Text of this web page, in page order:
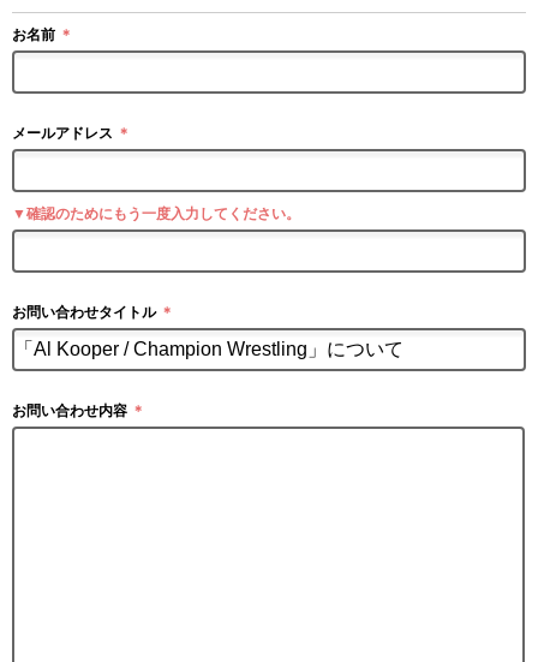
お名前 ＊
メールアドレス ＊
▼確認のためにもう一度入力してください。
お問い合わせタイトル ＊
お問い合わせ内容 ＊